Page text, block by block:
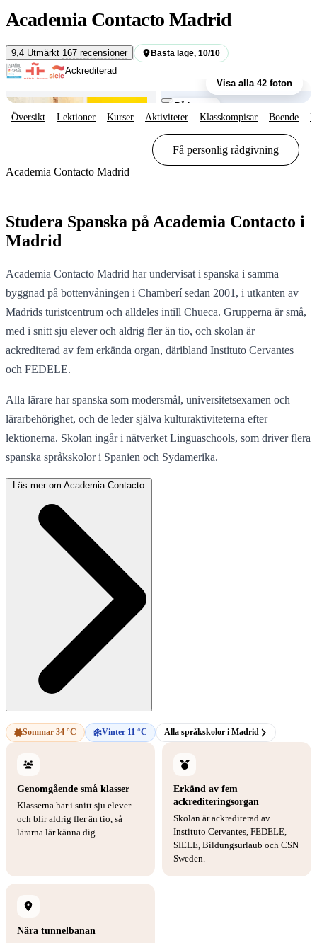
Academia Contacto Madrid
9,4 Utmärkt 167 recensioner Bästa läge, 10/10
Ackrediterad
Byggnaden
På kartan
Visa alla 42 foton
Översikt Lektioner Kurser Aktiviteter Klasskompisar Boende
Få personlig rådgivning
Academia Contacto Madrid
Studera Spanska på Academia Contacto i
Madrid
Academia Contacto Madrid har undervisat i spanska i samma
byggnad på bottenvåningen i Chamberí sedan 2001, i utkanten av
Madrids turistcentrum och alldeles intill Chueca. Grupperna är små,
med i snitt sju elever och aldrig fler än tio, och skolan är
ackrediterad av fem erkända organ, däribland Instituto Cervantes
och FEDELE.
Alla lärare har spanska som modersmål, universitetsexamen och
lärarbehörighet, och de leder själva kulturaktiviteterna efter
lektionerna. Skolan ingår i nätverket Linguaschools, som driver flera
spanska språkskolor i Spanien och Sydamerika.
Läs mer om Academia Contacto
Sommar 34 °C Vinter 11 °C Alla språkskolor i Madrid
Genomgående små klasser
Klasserna har i snitt sju elever
och blir aldrig fler än tio, så
lärarna lär känna dig.
Erkänd av fem
ackrediteringsorgan
Skolan är ackrediterad av
Instituto Cervantes, FEDELE,
SIELE, Bildungsurlaub och CSN
Sweden.
Nära tunnelbanan